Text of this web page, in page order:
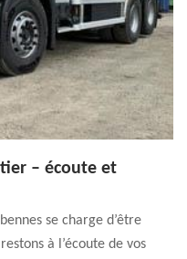
– écoute et
se charge d’être
à l’écoute de vos